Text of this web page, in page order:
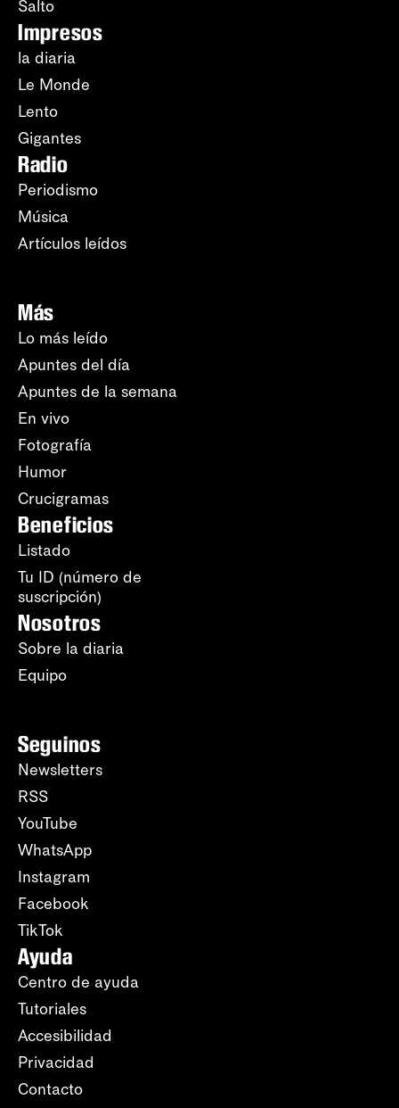
Salto
Impresos
la diaria
Le Monde
Lento
Gigantes
Radio
Periodismo
Música
Artículos leídos
Más
Lo más leído
Apuntes del día
Apuntes de la semana
En vivo
Fotografía
Humor
Crucigramas
Beneficios
Listado
Tu ID (número de
suscripción)
Nosotros
Sobre la diaria
Equipo
Seguinos
Newsletters
RSS
YouTube
WhatsApp
Instagram
Facebook
TikTok
Ayuda
Centro de ayuda
Tutoriales
Accesibilidad
Privacidad
Contacto